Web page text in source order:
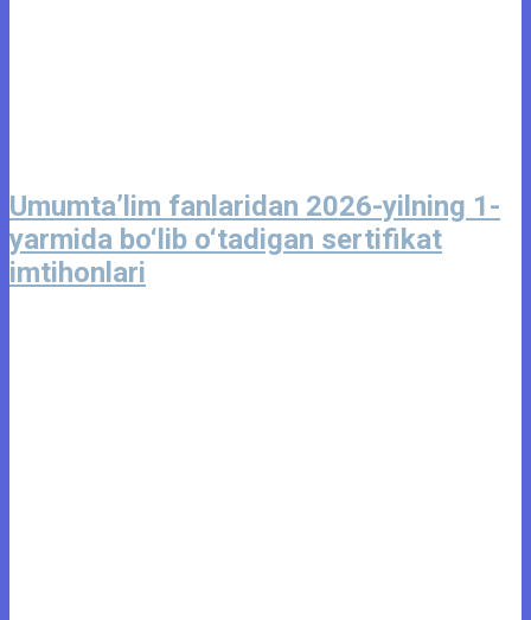
Umumta’lim fanlaridan 2026-yilning 1-
yarmida bo‘lib o‘tadigan sertifikat
imtihonlari